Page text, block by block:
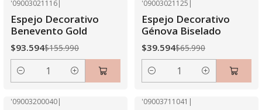
'09003021116|
Espejo Decorativo
Benevento Gold
$93.594$155.990
Cantidad
'09003021125 |
Espejo Decorativo
Génova Biselado
$39.594$65.990
Cantidad
'09003200040| '09003711041 |